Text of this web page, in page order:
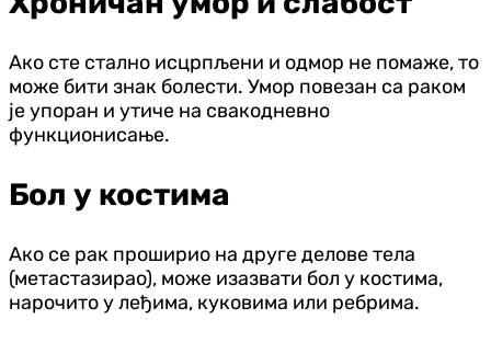
Ако сте стално исцрпљени и одмор не помаже, то
може бити знак болести. Умор повезан са раком
је упоран и утиче на свакодневно
функционисање.
Бол у костима
Ако се рак проширио на друге делове тела
(метастазирао), може изазвати бол у костима,
нарочито у леђима, куковима или ребрима.